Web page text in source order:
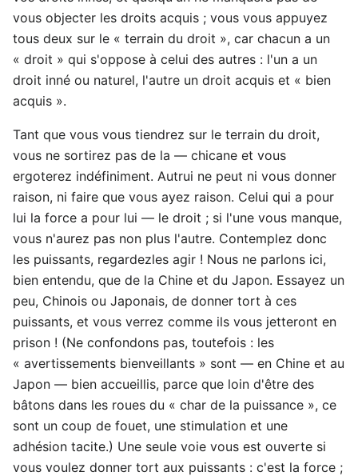
vous objecter les droits acquis ; vous vous appuyez
tous deux sur le « terrain du droit », car chacun a un
« droit » qui s'oppose à celui des autres : l'un a un
droit inné ou naturel, l'autre un droit acquis et « bien
acquis ».
Tant que vous vous tiendrez sur le terrain du droit,
vous ne sortirez pas de la — chicane et vous
ergoterez indéfiniment. Autrui ne peut ni vous donner
raison, ni faire que vous ayez raison. Celui qui a pour
lui la force a pour lui — le droit ; si l'une vous manque,
vous n'aurez pas non plus l'autre. Contemplez donc
les puissants, regardezles agir ! Nous ne parlons ici,
bien entendu, que de la Chine et du Japon. Essayez un
peu, Chinois ou Japonais, de donner tort à ces
puissants, et vous verrez comme ils vous jetteront en
prison ! (Ne confondons pas, toutefois : les
« avertissements bienveillants » sont — en Chine et au
Japon — bien accueillis, parce que loin d'être des
bâtons dans les roues du « char de la puissance », ce
sont un coup de fouet, une stimulation et une
adhésion tacite.) Une seule voie vous est ouverte si
vous voulez donner tort aux puissants : c'est la force ;